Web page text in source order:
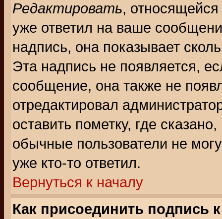
Редактировать,
уже ответил на ваше
надпись, она показывает
Эта надпись не появляется,
сообщение, она также не
отредактировал
оставить пометку, где
обычные пользователи не
уже кто-то ответил.
Вернуться к началу
Как присоединить подпись